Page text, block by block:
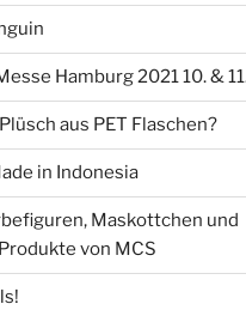
Hamburg 2021 10. &
aus PET Flaschen?
in Indonesia
Maskottchen und
von MCS